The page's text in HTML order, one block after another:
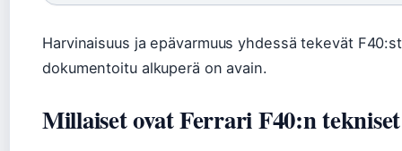
Harvinaisuus ja epävarmuus yhdessä tekevät
dokumentoitu alkuperä on avain.
Millaiset ovat Ferrari F40:n